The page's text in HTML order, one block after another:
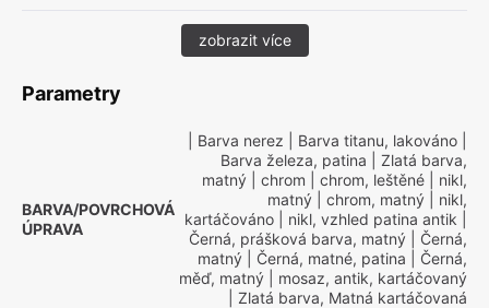
zobrazit více
Parametry
BARVA/POVRCHOVÁ
ÚPRAVA
| Barva nerez | Barva titanu, lakováno
Barva železa, patina | Zlatá barva,
matný | chrom | chrom, leštěné | nikl,
matný | chrom, matný | nikl,
kartáčováno | nikl, vzhled patina antik
Černá, prášková barva, matný | Černá,
matný | Černá, matné, patina | Černá,
měď, matný | mosaz, antik, kartáčovaný
| Zlatá barva, Matná kartáčovaná